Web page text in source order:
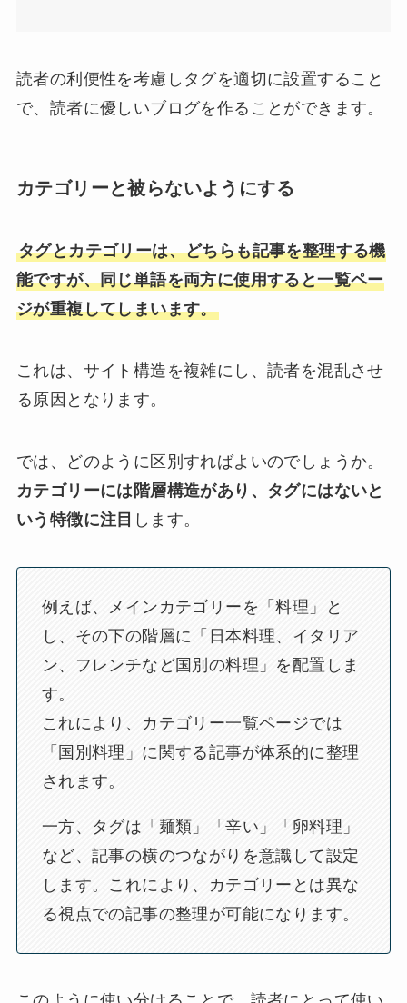
読者の利便性を考慮しタグを適切に設置すること
で、読者に優しいブログを作ることができます。
カテゴリーと被らないようにする
タグとカテゴリーは、どちらも記事を整理する機
能ですが、同じ単語を両方に使用すると一覧ペー
ジが重複してしまいます。
これは、サイト構造を複雑にし、読者を混乱させ
る原因となります。
では、どのように区別すればよいのでしょうか。
カテゴリーには階層構造があり、タグにはないと
いう特徴に注目 します。
例えば、メインカテゴリーを「料理」と
し、その下の階層に「日本料理、イタリア
ン、フレンチなど国別の料理」を配置しま
す。
これにより、カテゴリー一覧ページでは
「国別料理」に関する記事が体系的に整理
されます。
一方、タグは「麺類」「辛い」「卵料理」
など、記事の横のつながりを意識して設定
します。これにより、カテゴリーとは異な
る視点での記事の整理が可能になります。